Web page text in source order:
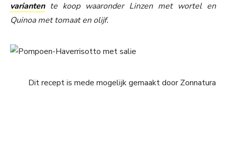
variantente koop waaronder Linzen met wortel en
Quinoa met tomaat en olijf.
Dit recept is mede mogelijk gemaakt door Zonnatura